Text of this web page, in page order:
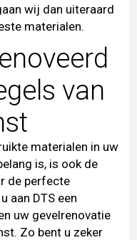
wij dan uiteraard
materialen.
van
materialen in uw
is, is ook de
de perfecte
aan DTS een
uw gevelrenovatie
Zo bent u zeker